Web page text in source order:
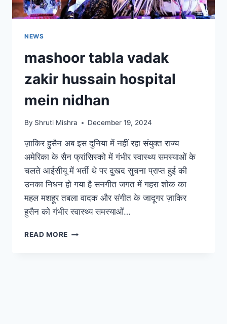
NEWS
mashoor tabla vadak
zakir hussain hospital
mein nidhan
By Shruti Mishra December 19, 2024
ज़ाकिर हुसैन अब इस दुनिया में नहीं रहा संयुक्त राज्य
अमेरिका के सैन फ्रांसिस्को में गंभीर स्वास्थ्य समस्याओं के
चलते आईसीयू में भर्ती थे पर दुखद सुचना प्राप्त हुई की
उनका निधन हो गया है सनगीत जगत में गहरा शोक का
महल मशहूर तबला वादक और संगीत के जादूगर ज़ाकिर
हुसैन को गंभीर स्वास्थ्य समस्याओं…
READ MORE